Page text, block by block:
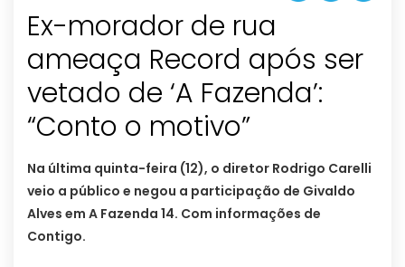
Ex-morador de rua
ameaça Record após ser
vetado de ‘A Fazenda’:
“Conto o motivo”
Na última quinta-feira (12), o diretor Rodrigo Carelli
veio a público e negou a participação de Givaldo
Alves em A Fazenda 14. Com informações de
Contigo.